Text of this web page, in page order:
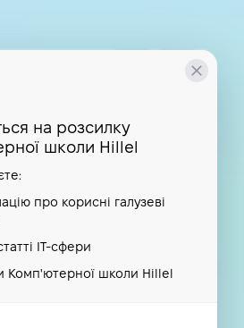
на розсилку
школи Hillel
про корисні галузеві
IT-сфери
Комп'ютерної школи Hillel